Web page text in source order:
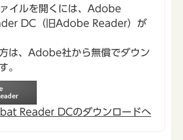
イルを開くには、Adobe
DC（旧Adobe Reader）が
は、Adobe社から無償でダウン
。
Reader DCのダウンロードへ